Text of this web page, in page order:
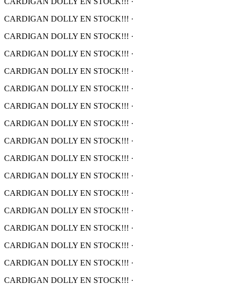
CARDIGAN DOLLY EN STOCK!!! ·
CARDIGAN DOLLY EN STOCK!!! ·
CARDIGAN DOLLY EN STOCK!!! ·
CARDIGAN DOLLY EN STOCK!!! ·
CARDIGAN DOLLY EN STOCK!!! ·
CARDIGAN DOLLY EN STOCK!!! ·
CARDIGAN DOLLY EN STOCK!!! ·
CARDIGAN DOLLY EN STOCK!!! ·
CARDIGAN DOLLY EN STOCK!!! ·
CARDIGAN DOLLY EN STOCK!!! ·
CARDIGAN DOLLY EN STOCK!!! ·
CARDIGAN DOLLY EN STOCK!!! ·
CARDIGAN DOLLY EN STOCK!!! ·
CARDIGAN DOLLY EN STOCK!!! ·
CARDIGAN DOLLY EN STOCK!!! ·
CARDIGAN DOLLY EN STOCK!!! ·